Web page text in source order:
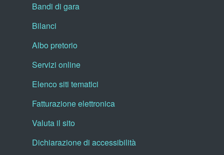
Bandi di gara
Bilanci
Albo pretorio
Servizi online
Elenco siti tematici
Fatturazione elettronica
Valuta il sito
Dichiarazione di accessibilità